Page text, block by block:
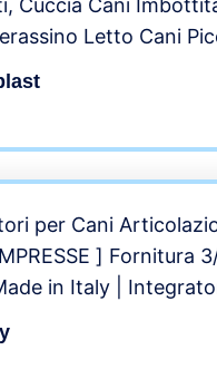
Cuccia Cani
Letto Cani
55 x 36 cm
per Cani
] Fornitura
in Italy |
Artiglio del